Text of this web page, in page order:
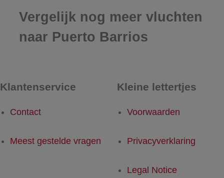
Vergelijk nog meer vluchten
naar Puerto Barrios
Klantenservice
Contact
Meest gestelde vragen
Kleine lettertjes
Voorwaarden
Privacyverklaring
Legal Notice